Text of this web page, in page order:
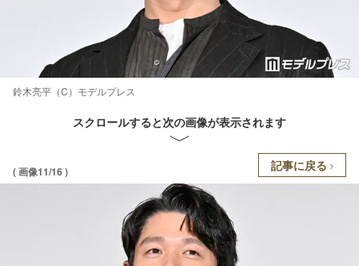
鈴木亮平（C）モデルプレス
スクロールすると次の画像が表示されます
( 画像11/16 ) 記事に戻る